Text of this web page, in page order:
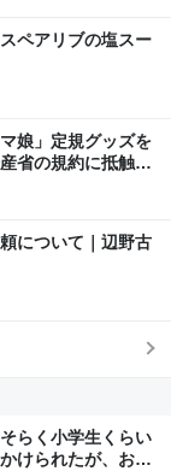
ペアリブの塩スー
娘」定規グッズを
省の規約に抵触、
について｜辺野古
らく小学生くらい
けられたが、おっ